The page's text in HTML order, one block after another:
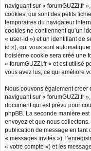
naviguant sur « forumGUZZI.fr
cookies, qui sont des petits
temporaires du navigateur
cookies ne contiennent qu’un
« user-id ») et un identifiant de
id »), qui vous sont
troisième cookie sera créé une
« forumGUZZI.fr » et est utilisé
vous avez lus, ce qui améliore
Nous pouvons également
naviguant sur « forumGUZZI.fr
document qui est prévu pour
phpBB. La seconde manière
envoyez et que nous
publication de message en tant
« messages invités »),
« votre compte ») et les